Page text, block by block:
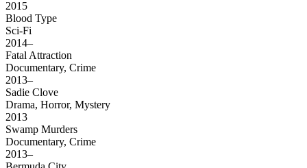
2015
Blood Type
Sci-Fi
2014–
Fatal Attraction
Documentary, Crime
2013–
Sadie Clove
Drama, Horror, Mystery
2013
Swamp Murders
Documentary, Crime
2013–